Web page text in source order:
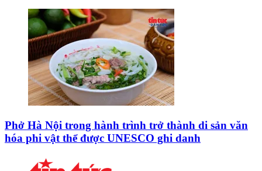
Phở Hà Nội trong hành trình trở thành di sản văn
hóa phi vật thể được UNESCO ghi danh